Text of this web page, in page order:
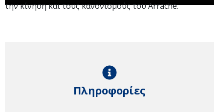
την κίνηση και τους κανονισμούς του Arrache.
Πληροφορίες